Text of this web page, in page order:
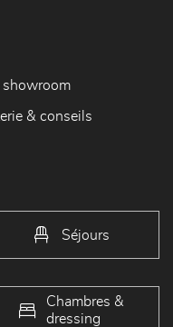
showroom
& conseils
Séjours
Chambres &
dressing